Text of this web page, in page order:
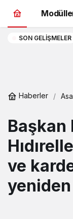
SON GELIŞMELER
Haberler
Başkan
ve